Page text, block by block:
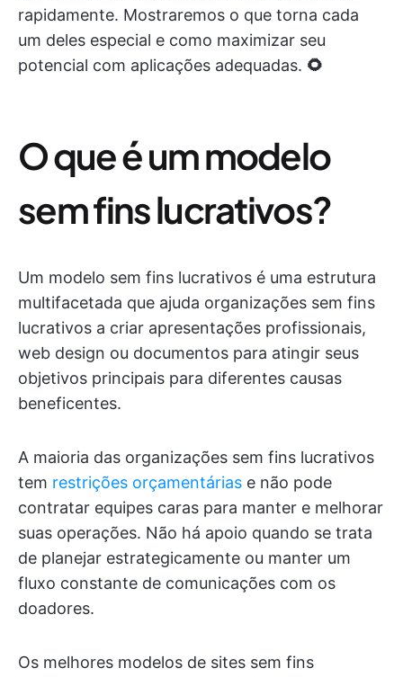
rapidamente. Mostraremos o que torna cada
um deles especial e como maximizar seu
potencial com aplicações adequadas. 🌻
O que é um modelo
sem fins lucrativos?
Um modelo sem fins lucrativos é uma estrutura
multifacetada que ajuda organizações sem fins
lucrativos a criar apresentações profissionais,
web design ou documentos para atingir seus
objetivos principais para diferentes causas
beneficentes.
A maioria das organizações sem fins lucrativos
tem restrições orçamentárias e não pode
contratar equipes caras para manter e melhorar
suas operações. Não há apoio quando se trata
de planejar estrategicamente ou manter um
fluxo constante de comunicações com os
doadores.
Os melhores modelos de sites sem fins